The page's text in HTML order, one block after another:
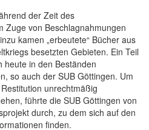
der Zeit des
Zuge von Beschlagnahmungen
kamen „erbeutete“ Bücher aus
besetzten Gebieten. Ein Teil
heute in den Beständen
so auch der SUB Göttingen. Um
unrechtmäßig
führte die SUB Göttingen von
durch, zu dem sich auf den
finden.